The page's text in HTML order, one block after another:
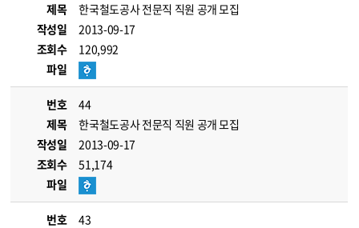
제목
한국철도공사 전문직 직원 공개 모집
작성일
2013-09-17
조회수
120,992
파일
번호
44
제목
한국철도공사 전문직 직원 공개 모집
작성일
2013-09-17
조회수
51,174
파일
번호
43